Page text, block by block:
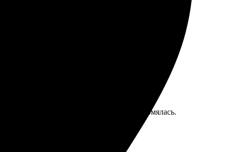
без ошибок с первого раза.
конверт, ни одна уголком не помялась.